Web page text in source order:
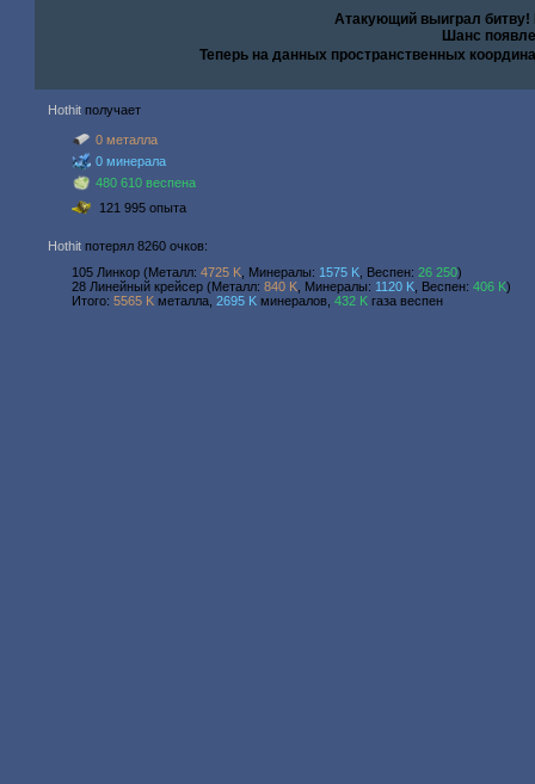
Атакующий выиграл
Шанс
Теперь на данных пространственных
Hothit получает
0 металла
0 минерала
480 610 веспена
121 995 опыта
Hothit потерял 8260 очков:
105 Линкор (Металл:4725 K , Минералы: 1575 K , Веспен:26 250)
28 Линейный крейсер (Металл:840 K , Минералы: 1120 K , Веспен:406 K)
Итого:5565 K металла,2695 K минералов,432 K газа веспен